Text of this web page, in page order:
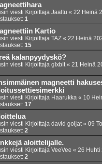
viesti Kirjoittaja Jaaltu « 22 Heinä
1
Kartio
viesti Kirjoittaja TAZ « 22 Heinä
15
kalanpyydyskö?
viesti Kirjoittaja glxblt« 21 Heinä
magneetti
viesti Kirjoittaja Haarukka « 10
17
viesti Kirjoittaja david goljat« 09
2
aloittelijalle.
viesti Kirjoittaja VeeVee « 26 Huhti
2